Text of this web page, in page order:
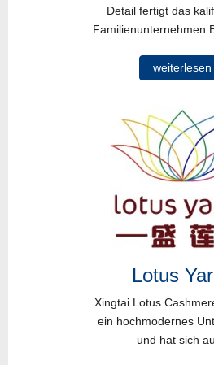
Detail fertigt das
Familienunternehmen
weiterlesen
Lotus
Xingtai Lotus
ein hochmodernes
und hat sich